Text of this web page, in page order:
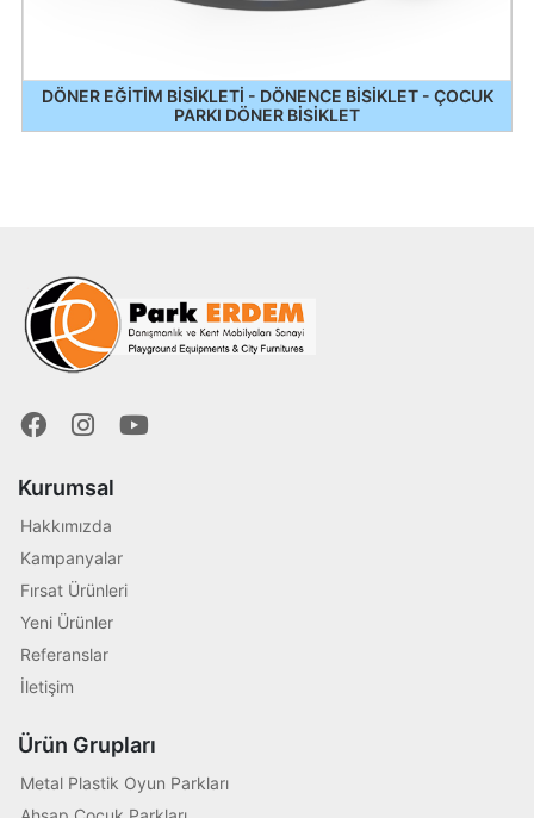
DÖNER EĞİTİM BİSİKLETİ - DÖNENCE BİSİKLET - ÇOCUK
PARKI DÖNER BİSİKLET
Kurumsal
Hakkımızda
Kampanyalar
Fırsat Ürünleri
Yeni Ürünler
Referanslar
İletişim
Ürün Grupları
Metal Plastik Oyun Parkları